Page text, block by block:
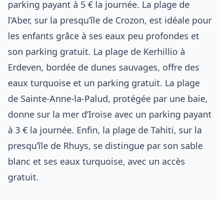
parking payant à 5 € la journée. La plage de
l’Aber, sur la presqu’île de Crozon, est idéale pour
les enfants grâce à ses eaux peu profondes et
son parking gratuit. La plage de Kerhillio à
Erdeven, bordée de dunes sauvages, offre des
eaux turquoise et un parking gratuit. La plage
de Sainte-Anne-la-Palud, protégée par une baie,
donne sur la mer d’Iroise avec un parking payant
à 3 € la journée. Enfin, la plage de Tahiti, sur la
presqu’île de Rhuys, se distingue par son sable
blanc et ses eaux turquoise, avec un accès
gratuit.